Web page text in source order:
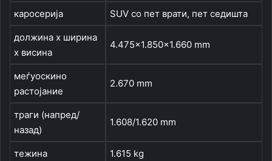
каросерија SUV со пет врати, пет седишта
должина х ширина
х висина
4.475×1.850×1.660 mm
меѓуоскино
растојание
2.670 mm
траги (напред/
назад)
1.608/1.620 mm
тежина 1.615 kg